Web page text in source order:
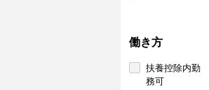
働き方
扶養控除内勤
務可